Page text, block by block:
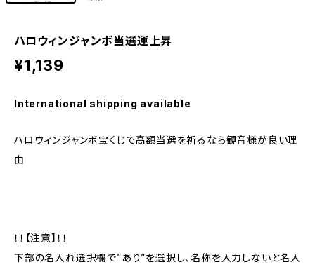
ハロウィンジャンボ当選運上昇
¥1,139
International shipping available
ハロウィンジャンボ宝くじで高額当選を祈るなら観音様が良い理
由
！！【注意】！！
下部の名入れ選択欄で”あり”を選択し、名称を入力しないと名入